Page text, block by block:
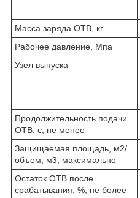
Масса заряда ОТВ, кг
Рабочее давление, Мпа
Узел выпуска
Продолжительность подачи
ОТВ, с, не менее
Защищаемая площадь, м2/
объем, м3 , максимально
Остаток ОТВ после
срабатывания, %, не более